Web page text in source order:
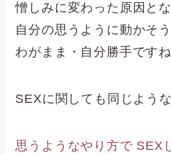
憎しみに変わった原因と
自分の思うように動かそ
わがまま・自分勝手ですね
SEXに関しても同じよう
思うようなやり方で SEX